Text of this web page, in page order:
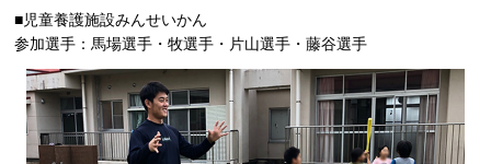
■児童養護施設みんせいかん
参加選手：馬場選手・牧選手・片山選手・藤谷選手